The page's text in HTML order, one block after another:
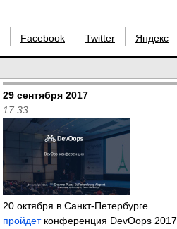
Facebook Twitter Яндекс
29 сентября 2017
17:33
20 октября в Санкт-Петербурге
пройдетконференция DevOops 2017